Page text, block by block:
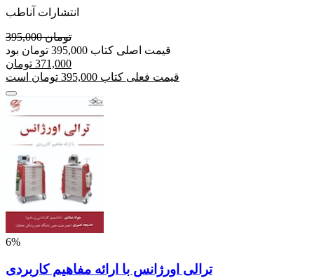
انتشارات آناطب
395,000 تومان
قیمت اصلی کتاب 395,000 تومان بود
371,000 تومان
قیمت فعلی کتاب 395,000 تومان است
6%
ترالی اورژانس با ارائه مفاهیم کاربردی